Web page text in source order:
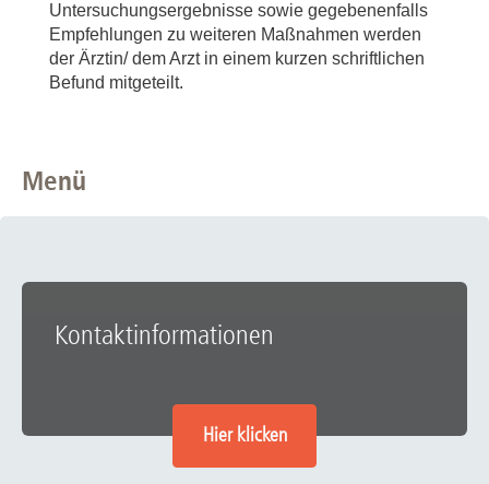
Untersuchungsergebnisse sowie gegebenenfalls
Empfehlungen zu weiteren Maßnahmen werden
der Ärztin/ dem Arzt in einem kurzen schriftlichen
Befund mitgeteilt.
Menü
Kontaktinformationen
Hier klicken